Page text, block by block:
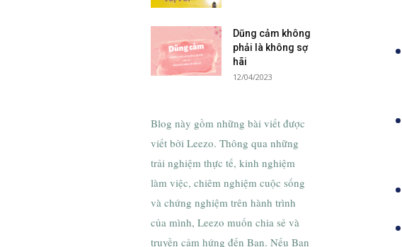
Dũng cảm không
phải là không sợ
hãi
12/04/2023
Blog này gồm những bài viết được
viết bởi Leezo. Thông qua những
trải nghiệm thực tế, kinh nghiệm
làm việc, chiêm nghiệm cuộc sống
và chứng nghiệm trên hành trình
của mình, Leezo muốn chia sẻ và
truyền cảm hứng đến Bạn. Nếu Bạn